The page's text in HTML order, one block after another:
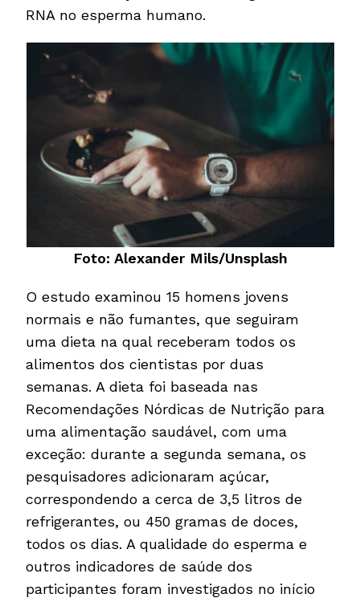
RNA no esperma humano.
Foto: Alexander Mils/Unsplash
O estudo examinou 15 homens jovens
normais e não fumantes, que seguiram
uma dieta na qual receberam todos os
alimentos dos cientistas por duas
semanas. A dieta foi baseada nas
Recomendações Nórdicas de Nutrição para
uma alimentação saudável, com uma
exceção: durante a segunda semana, os
pesquisadores adicionaram açúcar,
correspondendo a cerca de 3,5 litros de
refrigerantes, ou 450 gramas de doces,
todos os dias. A qualidade do esperma e
outros indicadores de saúde dos
participantes foram investigados no início